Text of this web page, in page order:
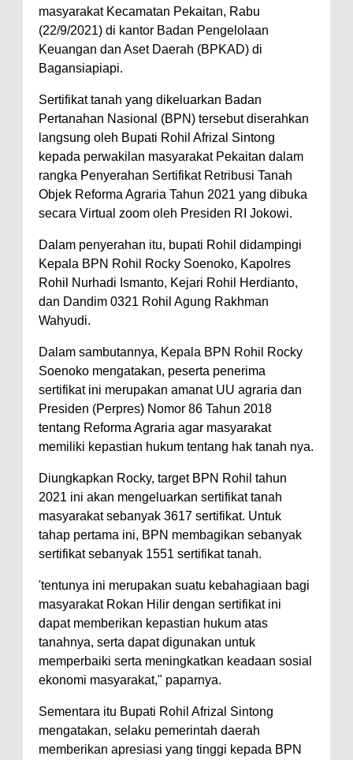
masyarakat Kecamatan Pekaitan, Rabu
(22/9/2021) di kantor Badan Pengelolaan
Keuangan dan Aset Daerah (BPKAD) di
Bagansiapiapi.
Sertifikat tanah yang dikeluarkan Badan
Pertanahan Nasional (BPN) tersebut diserahkan
langsung oleh Bupati Rohil Afrizal Sintong
kepada perwakilan masyarakat Pekaitan dalam
rangka Penyerahan Sertifikat Retribusi Tanah
Objek Reforma Agraria Tahun 2021 yang dibuka
secara Virtual zoom oleh Presiden RI Jokowi.
Dalam penyerahan itu, bupati Rohil didampingi
Kepala BPN Rohil Rocky Soenoko, Kapolres
Rohil Nurhadi Ismanto, Kejari Rohil Herdianto,
dan Dandim 0321 Rohil Agung Rakhman
Wahyudi.
Dalam sambutannya, Kepala BPN Rohil Rocky
Soenoko mengatakan, peserta penerima
sertifikat ini merupakan amanat UU agraria dan
Presiden (Perpres) Nomor 86 Tahun 2018
tentang Reforma Agraria agar masyarakat
memiliki kepastian hukum tentang hak tanah nya.
Diungkapkan Rocky, target BPN Rohil tahun
2021 ini akan mengeluarkan sertifikat tanah
masyarakat sebanyak 3617 sertifikat. Untuk
tahap pertama ini, BPN membagikan sebanyak
sertifikat sebanyak 1551 sertifikat tanah.
'tentunya ini merupakan suatu kebahagiaan bagi
masyarakat Rokan Hilir dengan sertifikat ini
dapat memberikan kepastian hukum atas
tanahnya, serta dapat digunakan untuk
memperbaiki serta meningkatkan keadaan sosial
ekonomi masyarakat," paparnya.
Sementara itu Bupati Rohil Afrizal Sintong
mengatakan, selaku pemerintah daerah
memberikan apresiasi yang tinggi kepada BPN